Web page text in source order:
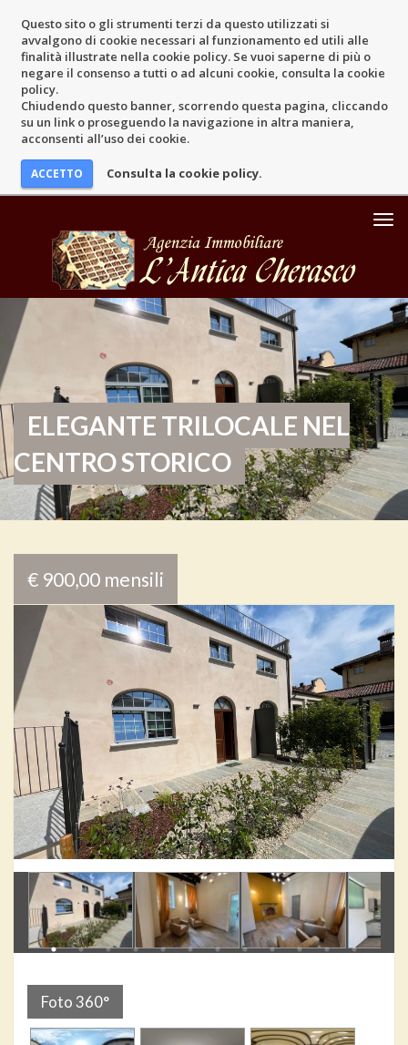
Questo sito o gli strumenti terzi da questo utilizzati si
avvalgono di cookie necessari al funzionamento ed utili alle
finalità illustrate nella cookie policy. Se vuoi saperne di più o
negare il consenso a tutti o ad alcuni cookie, consulta la cookie
policy.
Chiudendo questo banner, scorrendo questa pagina, cliccando
su un link o proseguendo la navigazione in altra maniera,
acconsenti all’uso dei cookie.
Consulta la cookie policy.
ELEGANTE TRILOCALE NEL
CENTRO STORICO
€ 900,00 mensili
Foto 360°